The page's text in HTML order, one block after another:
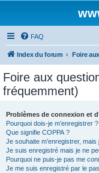
FAQ
Index du forum Foire
Foire aux
fréquemment)
Problèmes de connexion et
Pourquoi dois-je m’enregistrer ?
Que signifie COPPA ?
Je souhaite m’enregistrer, mais
Je suis enregistré mais je ne
Pourquoi ne puis-je pas me
Je me suis enregistré par le